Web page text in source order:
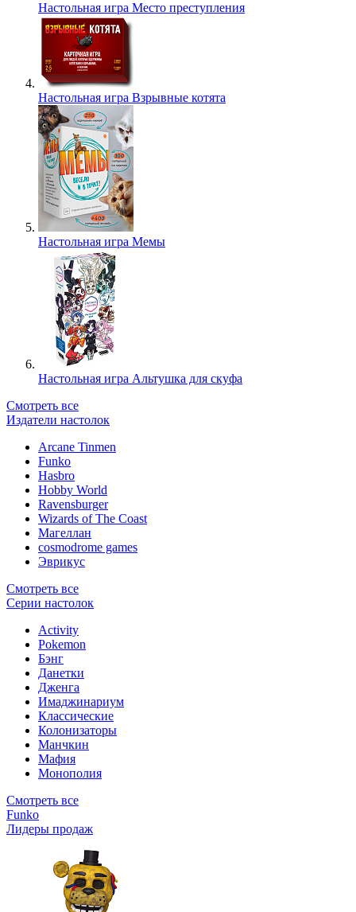
Настольная игра Место преступления
Настольная игра Взрывные котята
Настольная игра Мемы
Настольная игра Альтушка для скуфа
Смотреть все
Издатели настолок
Arcane Tinmen
Funko
Hasbro
Hobby World
Ravensburger
Wizards of The Coast
Магеллан
сosmodrome games
Эврикус
Смотреть все
Серии настолок
Activity
Pokemon
Бэнг
Данетки
Дженга
Имаджинариум
Классические
Колонизаторы
Манчкин
Мафия
Монополия
Смотреть все
Funko
Лидеры продаж